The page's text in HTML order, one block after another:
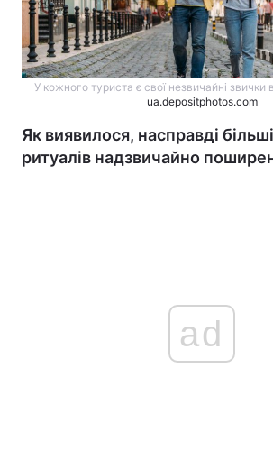
У кожного туриста є свої незвичайні
ua.depositphotos.com
Як виявилося, насправді
ритуалів надзвичайно
ad